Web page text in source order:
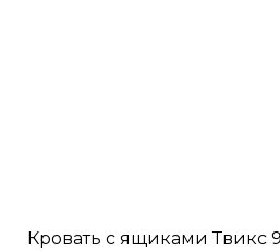
Кровать с ящиками Твикс